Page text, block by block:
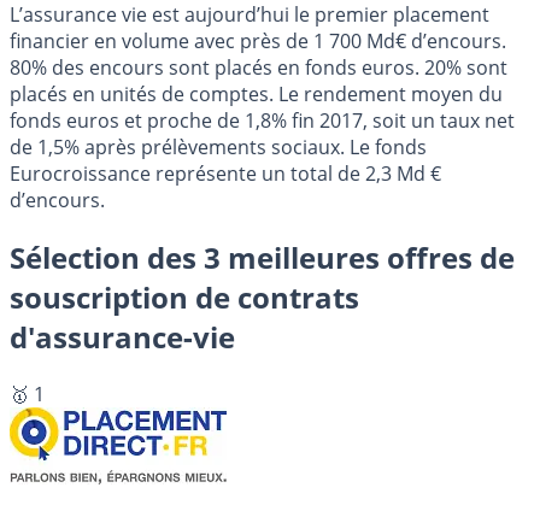
L’assurance vie est aujourd’hui le premier placement
financier en volume avec près de 1 700 Md€ d’encours.
80% des encours sont placés en fonds euros. 20% sont
placés en unités de comptes. Le rendement moyen du
fonds euros et proche de 1,8% fin 2017, soit un taux net
de 1,5% après prélèvements sociaux. Le fonds
Eurocroissance représente un total de 2,3 Md €
d’encours.
Sélection des 3 meilleures offres de
souscription de contrats
d'assurance-vie
🥇 1